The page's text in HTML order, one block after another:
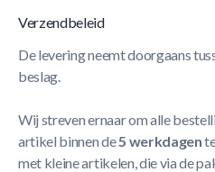
Verzendbeleid
De levering neemt doorgaans
beslag.
Wij streven ernaar om alle
artikel binnen de5 werkdagen
met kleine artikelen, die via de